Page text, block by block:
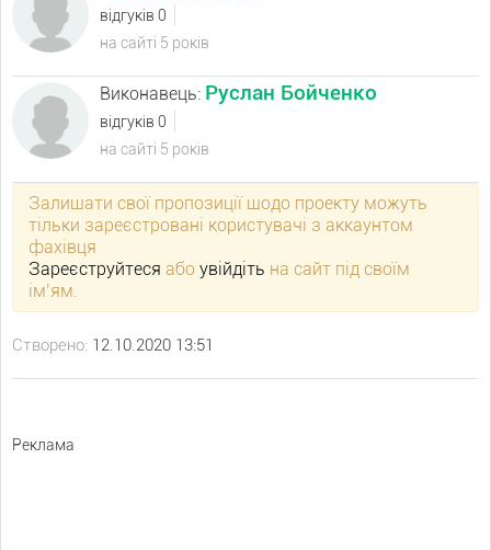
відгуків 0
на сайті 5 років
Виконавець: Руслан Бойченко
відгуків 0
на сайті 5 років
Залишати свої пропозиції щодо проекту можуть
тільки зареєстровані користувачі з аккаунтом
фахівця
Зареєструйтеся або увійдіть на сайт під своїм
ім’ям.
Створено: 12.10.2020 13:51
Реклама